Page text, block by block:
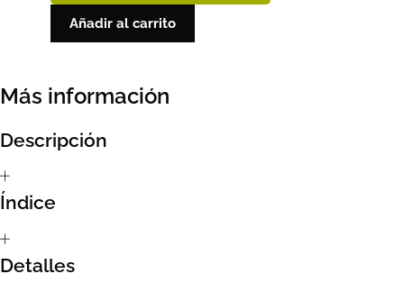
Sumate al sorteo Artcombo
Test Formulario
Añadir al carrito
Más información
Descripción
Índice
Detalles